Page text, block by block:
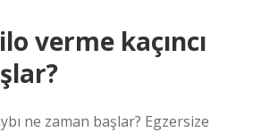
verme kaçıncı
ne zaman başlar? Egzersize